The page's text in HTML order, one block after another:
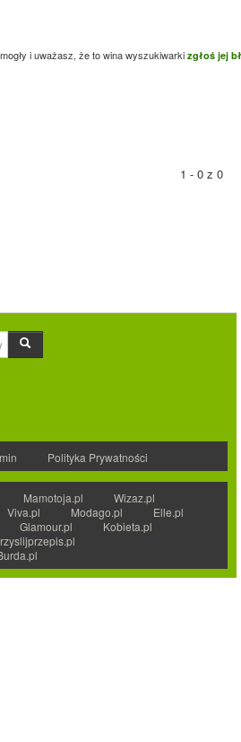
i uważasz, że to wina wyszukiwarki zgłoś jej
1 - 0 z 0
Polityka Prywatności
Mamotoja.pl
Wizaz.pl
Viva.pl Modago.pl
Elle.pl
Glamour.pl
Kobieta.pl